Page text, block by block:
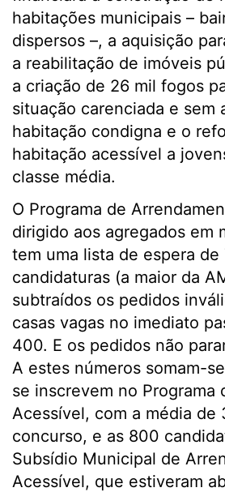
habitações municipais –
dispersos –, a aquisição
a reabilitação de imóveis
a criação de 26 mil fogos
situação carenciada e sem
habitação condigna e o
habitação acessível a
classe média.
O Programa de
dirigido aos agregados em
tem uma lista de espera de
candidaturas (a maior da
subtraídos os pedidos
casas vagas no imediato
400. E os pedidos não
A estes números somam-
se inscrevem no Programa
Acessível, com a média de
concurso, e as 800
Subsídio Municipal de
Acessível, que estiveram